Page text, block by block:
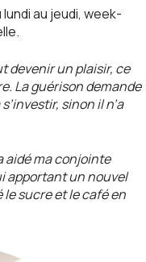
lundi au jeudi, week-
devenir un plaisir, ce
La guérison demande
sinon il n’a
aidé ma conjointe
apportant un nouvel
le sucre et le café en